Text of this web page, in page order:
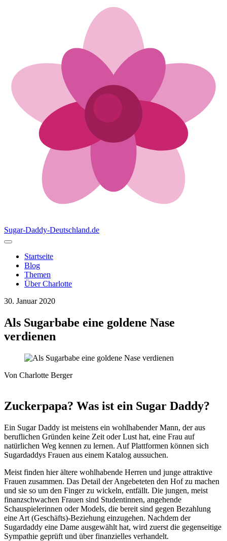
Sugar-Daddy-Deutschland.de
Startseite
Blog
Themen
Über Charlotte
30. Januar 2020
Als Sugarbabe eine goldene Nase
verdienen
Von Charlotte Berger
Zuckerpapa? Was ist ein Sugar Daddy?
Ein Sugar Daddy ist meistens ein wohlhabender Mann, der aus
beruflichen Gründen keine Zeit oder Lust hat, eine Frau auf
natürlichen Weg kennen zu lernen. Auf Plattformen können sich
Sugardaddys Frauen aus einem Katalog aussuchen.
Meist finden hier ältere wohlhabende Herren und junge attraktive
Frauen zusammen. Das Detail der Angebeteten den Hof zu machen
und sie so um den Finger zu wickeln, entfällt. Die jungen, meist
finanzschwachen Frauen sind Studentinnen, angehende
Schauspielerinnen oder Models, die bereit sind gegen Bezahlung
eine Art (Geschäfts)-Beziehung einzugehen. Nachdem der
Sugardaddy eine Dame ausgewählt hat, wird zuerst die gegenseitige
Sympathie geprüft und über finanzielles verhandelt.